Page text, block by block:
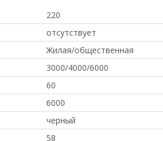
220
отсутствует
Жилая/общественная
3000/4000/6000
60
6000
черный
58